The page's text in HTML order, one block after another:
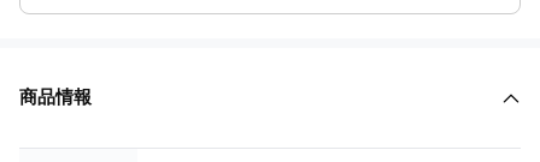
商品情報